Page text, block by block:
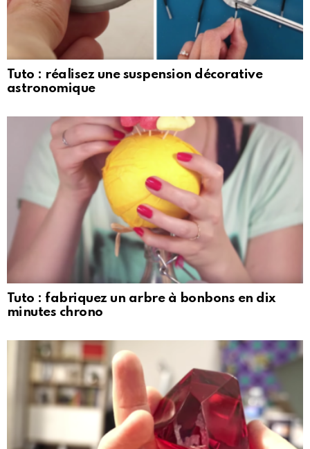
Tuto : réalisez une suspension décorative
astronomique
Tuto : fabriquez un arbre à bonbons en dix
minutes chrono